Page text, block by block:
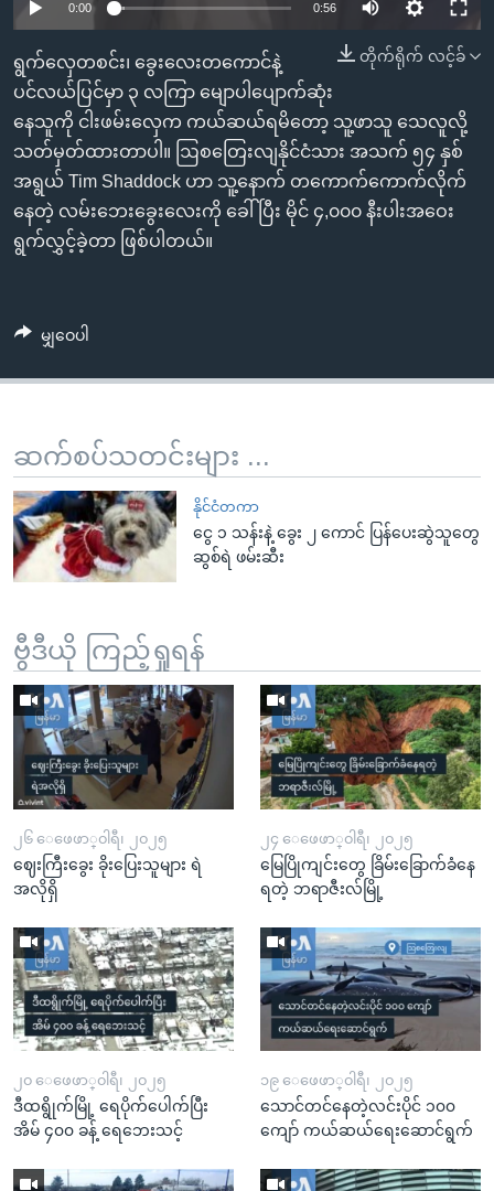
0:00 0:56
တိုက်ရိုက် လင့်ခ်
ရွက်လှေတစင်း၊ ခွေးလေးတကောင်နဲ့
ပင်လယ်ပြင်မှာ ၃ လကြာ မျောပါပျောက်ဆုံး
နေသူကို ငါးဖမ်းလှေက ကယ်ဆယ်ရမိတော့ သူ့ဖာသူ သေလူလို့
သတ်မှတ်ထားတာပါ။ ဩစတြေးလျနိုင်ငံသား အသက် ၅၄ နှစ်
အရွယ် Tim Shaddock ဟာ သူ့နောက် တကောက်ကောက်လိုက်
နေတဲ့ လမ်းဘေးခွေးလေးကို ခေါ်ပြီး မိုင် ၄,၀၀၀ နီးပါးအဝေး
ရွက်လွှင့်ခဲ့တာ ဖြစ်ပါတယ်။
မျှဝေပါ
ဆက်စပ်သတင်းများ ...
နိုင်ငံတကာ
ငွေ ၁ သန်းနဲ့ ခွေး ၂ ကောင် ပြန်ပေးဆွဲသူတွေ
ဆွစ်ရဲ ဖမ်းဆီး
ဗွီဒီယို ကြည့်ရှုရန်
၂၆ ေဖေဖာ္၀ါရီ၊ ၂၀၂၅
ဈေးကြီးခွေး ခိုးပြေးသူများ ရဲ
အလိုရှိ
၂၄ ေဖေဖာ္၀ါရီ၊ ၂၀၂၅
မြေပြိုကျင်းတွေ ခြိမ်းခြောက်ခံနေ
ရတဲ့ ဘရာဇီးလ်မြို့
၂၀ ေဖေဖာ္၀ါရီ၊ ၂၀၂၅
ဒီထရွိုက်မြို့ ရေပိုက်ပေါက်ပြီး
အိမ် ၄၀၀ ခန့် ရေဘေးသင့်
၁၉ ေဖေဖာ္၀ါရီ၊ ၂၀၂၅
သောင်တင်နေတဲ့လင်းပိုင် ၁၀၀
ကျော် ကယ်ဆယ်ရေးဆောင်ရွက်